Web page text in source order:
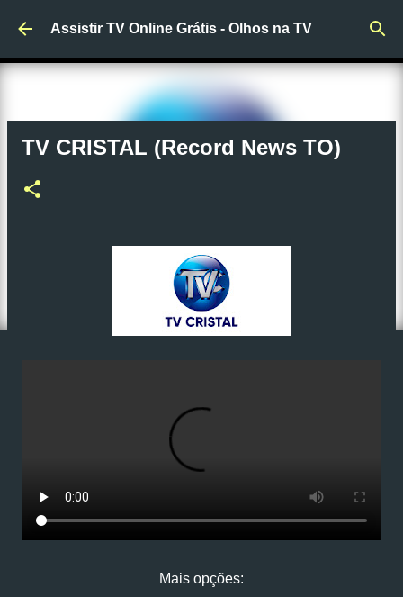
Pular para o conteúdo principal
Assistir TV Online Grátis - Olhos na TV
TV CRISTAL (Record News TO)
Mais opções: